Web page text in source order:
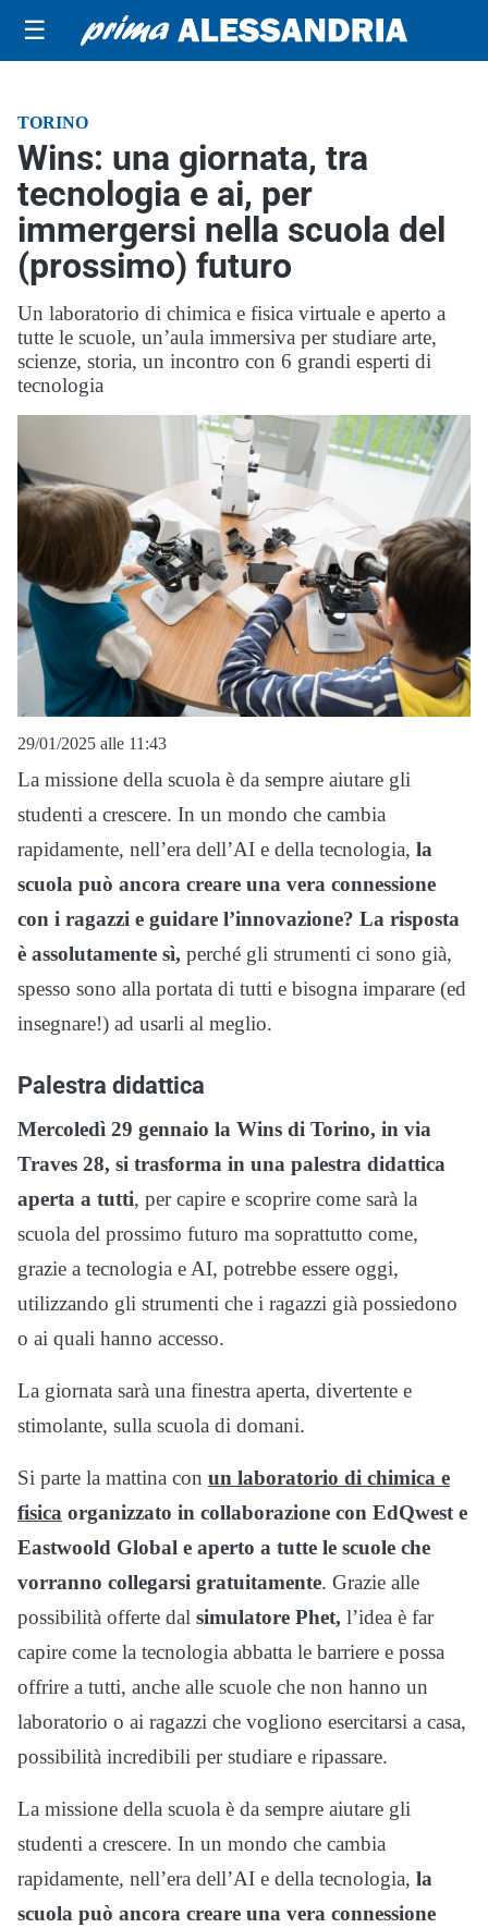
☰
TORINO
Wins: una giornata, tra
tecnologia e ai, per
immergersi nella scuola del
(prossimo) futuro
Un laboratorio di chimica e fisica virtuale e aperto a
tutte le scuole, un’aula immersiva per studiare arte,
scienze, storia, un incontro con 6 grandi esperti di
tecnologia
29/01/2025 alle 11:43
La missione della scuola è da sempre aiutare gli
studenti a crescere. In un mondo che cambia
rapidamente, nell’era dell’AI e della tecnologia, la
scuola può ancora creare una vera connessione
con i ragazzi e guidare l’innovazione? La risposta
è assolutamente sì, perché gli strumenti ci sono già,
spesso sono alla portata di tutti e bisogna imparare (ed
insegnare!) ad usarli al meglio.
Palestra didattica
Mercoledì 29 gennaio la Wins di Torino, in via
Traves 28, si trasforma in una palestra didattica
aperta a tutti, per capire e scoprire come sarà la
scuola del prossimo futuro ma soprattutto come,
grazie a tecnologia e AI, potrebbe essere oggi,
utilizzando gli strumenti che i ragazzi già possiedono
o ai quali hanno accesso.
La giornata sarà una finestra aperta, divertente e
stimolante, sulla scuola di domani.
Si parte la mattina con un laboratorio di chimica e
fisica organizzato in collaborazione con EdQwest e
Eastwoold Global e aperto a tutte le scuole che
vorranno collegarsi gratuitamente. Grazie alle
possibilità offerte dal simulatore Phet, l’idea è far
capire come la tecnologia abbatta le barriere e possa
offrire a tutti, anche alle scuole che non hanno un
laboratorio o ai ragazzi che vogliono esercitarsi a casa,
possibilità incredibili per studiare e ripassare.
La missione della scuola è da sempre aiutare gli
studenti a crescere. In un mondo che cambia
rapidamente, nell’era dell’AI e della tecnologia, la
scuola può ancora creare una vera connessione